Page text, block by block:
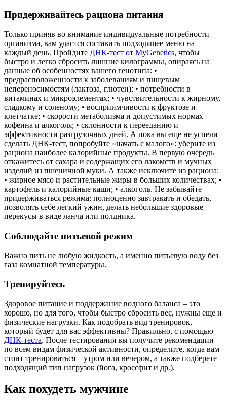
Придерживайтесь рациона питания
Только приняв во внимание индивидуальные потребности
организма, вам удастся составить подходящее меню на
каждый день. Пройдите ДНК-тест от MyGenetics, чтобы
быстро и легко сбросить лишние килограммы, опираясь на
данные об особенностях вашего генотипа: •
предрасположенности к заболеваниям и пищевым
непереносимостям (лактоза, глютен); • потребности в
витаминах и микроэлементах; • чувствительности к жирному,
сладкому и соленому; • восприимчивости к фруктозе и
клетчатке; • скорости метаболизма и допустимых нормах
кофеина и алкоголя; • склонности к перееданию и
эффективности разгрузочных дней. А пока вы еще не успели
сделать ДНК-тест, попробуйте «начать с малого»: уберите из
рациона наиболее калорийные продукты. В первую очередь
откажитесь от сахара и содержащих его лакомств и мучных
изделий из пшеничной муки. А также исключите из рациона:
• жирное мясо и растительные жиры в больших количествах; •
картофель и калорийные каши; • алкоголь. Не забывайте
придерживаться режима: полноценно завтракать и обедать,
позволять себе легкий ужин, делать небольшие здоровые
перекусы в виде ланча или полдника.
Соблюдайте питьевой режим
Важно пить не любую жидкость, а именно питьевую воду без
газа комнатной температуры.
Тренируйтесь
Здоровое питание и поддержание водного баланса – это
хорошо, но для того, чтобы быстро сбросить вес, нужны еще и
физические нагрузки. Как подобрать вид тренировок,
который будет для вас эффективны? Правильно, с помощью
ДНК-теста. После тестирования вы получите рекомендации
по всем видам физической активности, определите, когда вам
стоит тренироваться – утром или вечером, а также подберете
подходящий тип нагрузок (йога, кроссфит и др.).
Как похудеть мужчине